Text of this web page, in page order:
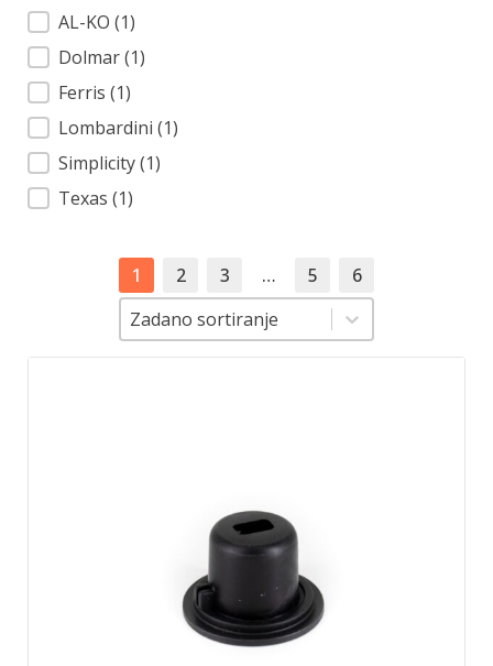
AL-KO (1)
Dolmar(1)
Ferris (1)
Lombardini (1)
Simplicity(1)
Texas (1)
1 2 3 … 5
6
Sortiranje
Zadano sortiranje
Sortiranje